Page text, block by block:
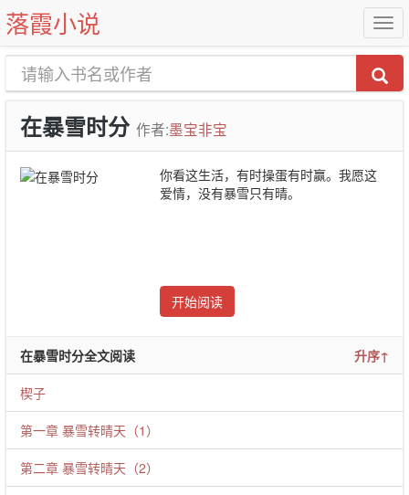
落霞小说
在暴雪时分 作者:墨宝非宝
你看这生活，有时操蛋有时赢。我愿这
爱情，没有暴雪只有晴。
开始阅读
在暴雪时分全文阅读 升序↑
楔子
第一章 暴雪转晴天（1）
第二章 暴雪转晴天（2）